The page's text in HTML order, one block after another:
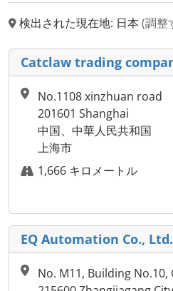
検出された現在地: 日本 (調整
Catclaw trading
No.1108 xinzhuan road
201601 Shanghai
中国、中華人民共和国
上海市
1,666 キロメートル
EQ Automation Co., Ltd.
No. M11, Building